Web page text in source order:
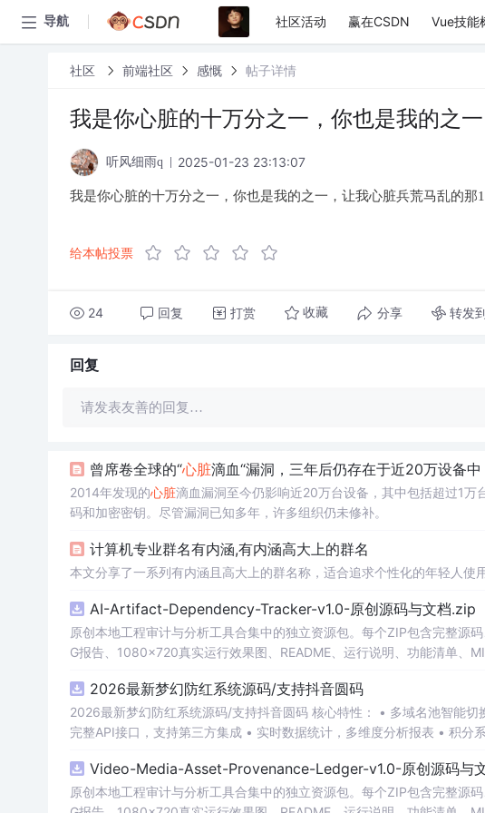
导航 社区活动 赢在CSDN Vue技能
社区 前端社区 感慨 帖子详情
我是你心脏的十万分之一，你也是我的之一
听风细雨q 2025-01-23 23:13:07
我是你心脏的十万分之一，你也是我的之一，让我心脏兵荒马乱的那
给本帖投票
24 回复 打赏 收藏 分享 转发
回复
请发表友善的回复…
曾席卷全球的“心脏滴血“漏洞，三年后仍存在于近20万设备中
2014年发现的心脏滴血漏洞至今仍影响近20万台设备，其中包括超过1
码和加密密钥。尽管漏洞已知多年，许多组织仍未修补。
计算机专业群名有内涵,有内涵高大上的群名
本文分享了一系列有内涵且高大上的群名称，适合追求个性化的年轻人使
AI-Artifact-Dependency-Tracker-v1.0-原创源码与文档.zip
原创本地工程审计与分析工具合集中的独立资源包。每个ZIP包含完整源
G报告、1080×720真实运行效果图、README、运行说明、功能清单、
源码、Logo、官方截图、论文、生产日志或其他受限素材。适合前端开发
2026最新梦幻防红系统源码/支持抖音圆码
2026最新梦幻防红系统源码/支持抖音圆码 核心特性： • 多域名池智能切换，防拦截率99%+ • 抖音官方API对接，生成真正小程序码 •
完整API接口，支持第三方集成 • 实时数据统计，多维度分析报表 • 积分
Video-Media-Asset-Provenance-Ledger-v1.0-原创源码与
原创本地工程审计与分析工具合集中的独立资源包。每个ZIP包含完整源